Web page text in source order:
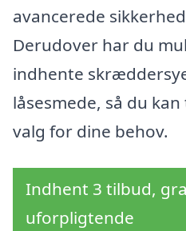
avancerede
Derudover har du
indhente
låsesmede, så du
valg for dine behov.
Indhent 3 tilbud,
uforpligtende